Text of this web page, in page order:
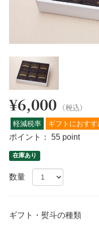
¥6,000 （税込）
軽減税率 ギフトにおすす
ポイント： 55 point
在庫あり
数量
ギフト・熨斗の種類